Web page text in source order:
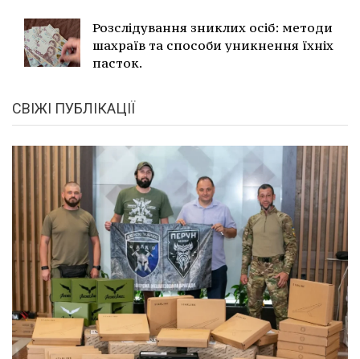
Розслідування зниклих осіб: методи
шахраїв та способи уникнення їхніх
пасток.
СВІЖІ ПУБЛІКАЦІЇ